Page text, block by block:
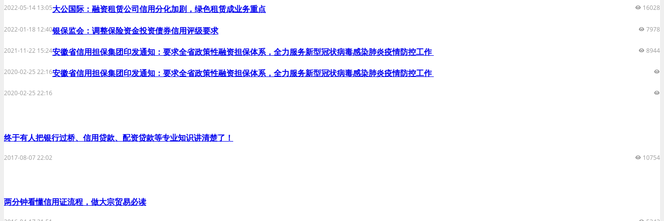
2022-05-14 13:05 16028
大公国际：融资租赁公司信用分化加剧，绿色租赁成业务重点
2022-01-18 12:40 7978
银保监会：调整保险资金投资债券信用评级要求
2021-11-22 15:24 8944
安徽省信用担保集团印发通知：要求全省政策性融资担保体系，全力服务新型冠状病毒感染肺炎疫情防控工作 ​
2020-02-25 22:16安徽省信用担保集团印发通知：要求全省政策性融资担保体系，全力服务新型冠状病毒感染肺炎疫情防控工作 ​
2020-02-25 22:16
终于有人把银行过桥、信用贷款、配资贷款等专业知识讲清楚了！
2017-08-07 22:02 10754
两分钟看懂信用证流程，做大宗贸易必读